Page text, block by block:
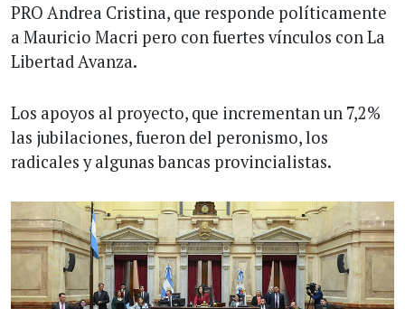
PRO Andrea Cristina, que responde políticamente
a Mauricio Macri pero con fuertes vínculos con La
Libertad Avanza.
Los apoyos al proyecto, que incrementan un 7,2%
las jubilaciones, fueron del peronismo, los
radicales y algunas bancas provincialistas.